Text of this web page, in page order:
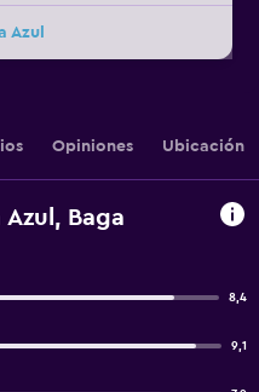
Azul
Opiniones Ubicación
Baga
8,4
9,1